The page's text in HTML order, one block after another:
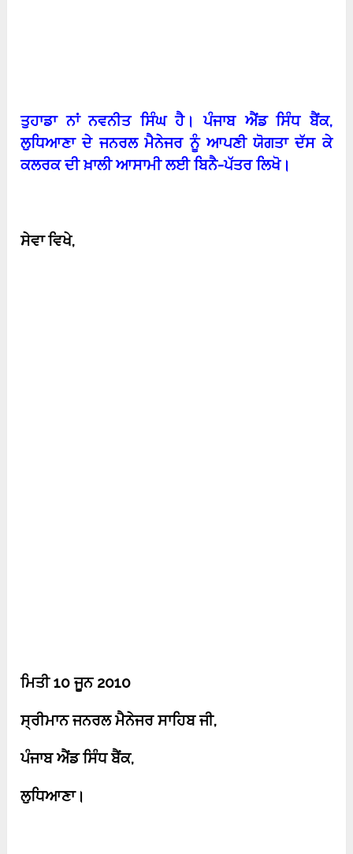
ਤੁਹਾਡਾ ਨਾਂ ਨਵਨੀਤ ਸਿੰਘ ਹੈ। ਪੰਜਾਬ ਐਂਡ ਸਿੰਧ ਬੈਂਕ,
ਲੁਧਿਆਣਾ ਦੇ ਜਨਰਲ ਮੈਨੇਜਰ ਨੂੰ ਆਪਣੀ ਯੋਗਤਾ ਦੱਸ ਕੇ
ਕਲਰਕ ਦੀ ਖ਼ਾਲੀ ਆਸਾਮੀ ਲਈ ਬਿਨੈ-ਪੱਤਰ ਲਿਖੋ।
ਸੇਵਾ ਵਿਖੇ,
ਮਿਤੀ10ਜੂਨ 2010
ਸ੍ਰੀਮਾਨ ਜਨਰਲ ਮੈਨੇਜਰ ਸਾਹਿਬ ਜੀ,
ਪੰਜਾਬ ਐਂਡ ਸਿੰਧ ਬੈਂਕ,
ਲੁਧਿਆਣਾ।